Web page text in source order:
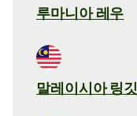
루마니아 레우
말레이시아 링깃